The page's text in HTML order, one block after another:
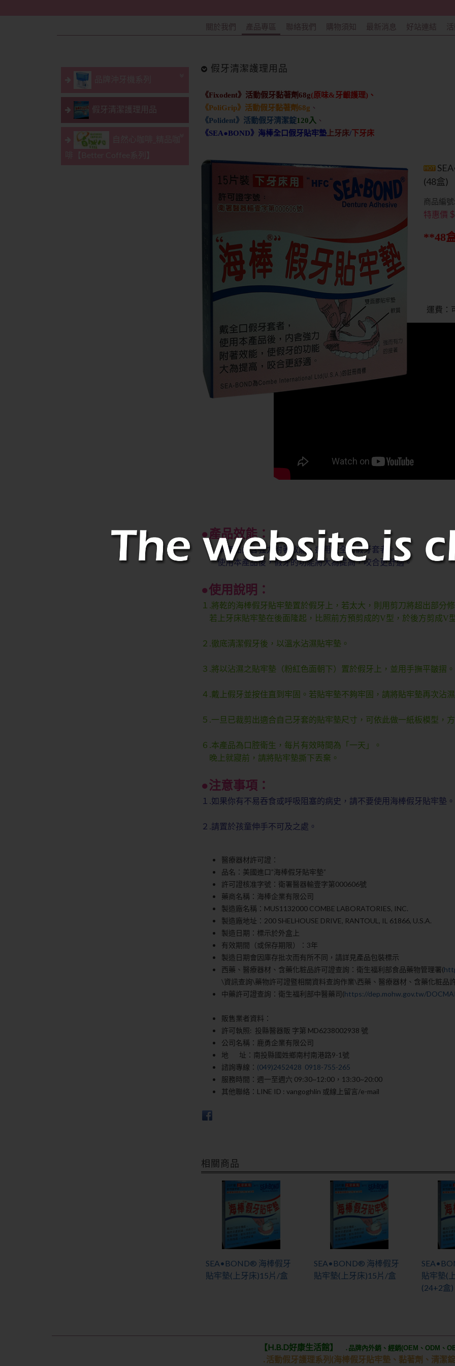
關於我們 產品專區 聯絡我們 購物須知 最新消息 好站連結
假牙清潔護理用品
假牙清潔護理用品
《Fixodent》活動假牙黏著劑68g(原味&牙齦護理)、
《PoliGrip》活動假牙黏著劑68g 、
《Polident》活動假牙清潔錠120入 、
《SEA●BOND》海棒全口假牙貼牢墊上牙床/下牙床
(48盒)
商品編
特惠價
**48
運費：
●產品效能：
本產品內含強力附著效能，適用戴全口假牙套者。
使用本產品後，假牙的功能將大為提高，咬合更舒適。
●使用說明：
１.將乾的海棒假牙貼牢墊置於假牙上，若太大，則用剪刀將超出部分修
若上牙床貼牢墊在後面隆起，比照前方預剪成的V型，於後方剪成V
２.徹底清潔假牙後，以溫水沾濕貼牢墊。
３.將以沾濕之貼牢墊（粉紅色面朝下）置於假牙上，並用手撫平皺摺。
４.戴上假牙並按住直到牢固。若貼牢墊不夠牢固，請將貼牢墊再次沾濕
５.一旦已裁剪出適合自己牙套的貼牢墊尺寸，可依此做一紙板模型，
６.本產品為口腔衛生，每片有效時間為「一天」。
晚上就寢前，請將貼牢墊撕下丟棄。
●注意事項：
１.如果你有不易吞食或呼吸阻塞的病史，請不要使用海棒假牙貼牢墊。
２.請置於孩童伸手不可及之處。
醫療器材許可證：
品名：美國進口”海棒假牙貼牢墊”
許可證核准字號：衛署醫器輸壹字第000606號
藥商名稱：海棒企業有限公司
製造廠名稱：MUS1132000 COMBE LABORATORIES, INC.
製造廠地址：200 SHELHOUSE DRIVE, RANTOUL, IL 61866, U.S.A.
製造日期： 標示於外盒上
有效期間（或保存期限）：3年
製造日期會因庫存批次而有所不同，請詳見產品包裝標示
西藥、醫療器材、含藥化粧品許可證查詢：衛生福利部食品藥物管理署(
\資訊查詢\藥物許可證暨相關資料查詢作業\西藥、醫療器材、含藥化粧品
中藥許可證查詢：衛生福利部中醫藥司(https://dep.mohw.gov.tw/
販售業者資料：
許可執照: 投縣醫器販 字第 MD6238002938 號
公司名稱：鹿勇企業有限公司
地 址：南投縣國姓鄉南村南港路9-1號
諮詢專線： (049)2452428 0918-755-265
服務時間：週一至週六 09:30~12:00，13:30~20:00
其他聯絡：LINE ID : vangoghlin 或線上留言/e-mail
相關商品
SEA•BOND® 海棒假牙
貼牢墊(上牙床)15片/盒
SEA•BOND® 海棒假牙
貼牢墊(上牙床)15片/盒
貼牢墊(
(24+2盒)
【H.B.D好康生活館】 ․品牌內外銷、經銷(OEM、ODM、
․活動假牙護理系列(海棒假牙貼牢墊 、黏著劑、清潔